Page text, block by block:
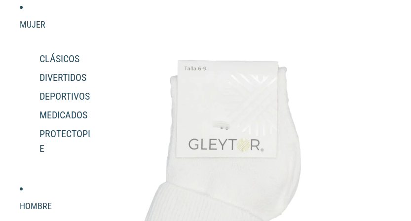
MUJER
CLÁSICOS
DIVERTIDOS
DEPORTIVOS
MEDICADOS
PROTECTOPI
E
HOMBRE